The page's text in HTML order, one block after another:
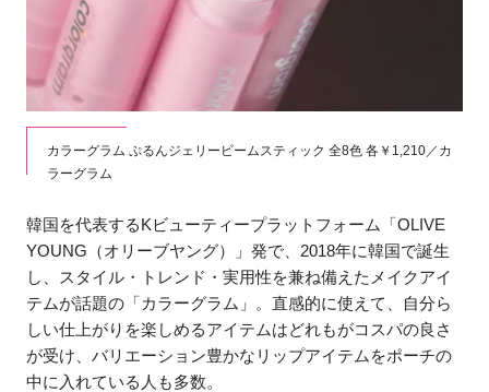
カラーグラム ぷるんジェリービームスティック 全8色 各￥1,210／カ
ラーグラム
韓国を代表するKビューティープラットフォーム「OLIVE
YOUNG（オリーブヤング）」発で、2018年に韓国で誕生
し、スタイル・トレンド・実用性を兼ね備えたメイクアイ
テムが話題の「カラーグラム」。直感的に使えて、自分ら
しい仕上がりを楽しめるアイテムはどれもがコスパの良さ
が受け、バリエーション豊かなリップアイテムをポーチの
中に入れている人も多数。